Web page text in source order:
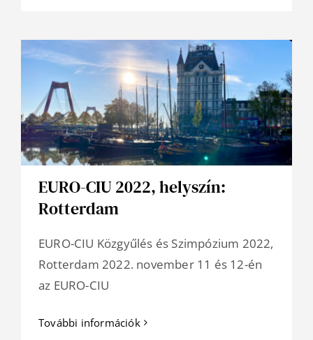
EURO-CIU 2022, helyszín:
Rotterdam
EURO-CIU Közgyűlés és Szimpózium 2022,
Rotterdam 2022. november 11 és 12-én
az EURO-CIU
További információk